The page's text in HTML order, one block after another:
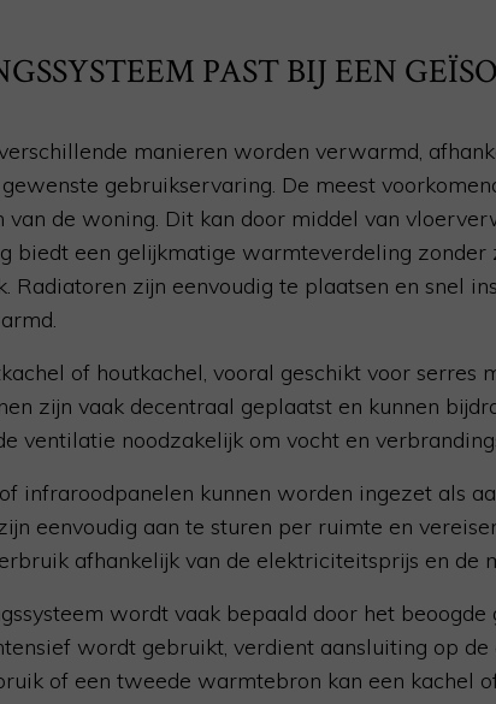
PAST BIJ EEN
manieren worden verwarmd,
gebruikservaring. De meest
de woning. Dit kan door middel van
biedt een gelijkmatige warmteverdeling
Radiatoren zijn eenvoudig te plaatsen en snel
of houtkachel, vooral geschikt voor serres
zijn vaak decentraal geplaatst en kunnen
ventilatie noodzakelijk om vocht en
infraroodpanelen kunnen worden ingezet als
eenvoudig aan te sturen per ruimte en
afhankelijk van de elektriciteitsprijs en de
wordt vaak bepaald door het beoogde
wordt gebruikt, verdient aansluiting op
of een tweede warmtebron kan een kachel